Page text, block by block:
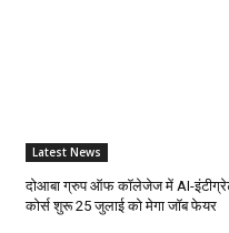
Latest News
दोआबा ग्रुप ऑफ कॉलेजेज में AI-
कोर्स शुरू 25 जुलाई को मेगा जॉब फेयर